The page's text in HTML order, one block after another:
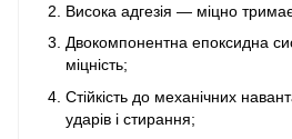
Висока адгезія — міцно
Двокомпонентна епоксидна
міцність;
Стійкість до механічних
ударів і стирання;